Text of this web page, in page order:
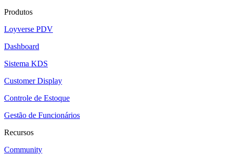
Produtos
Loyverse PDV
Dashboard
Sistema KDS
Customer Display
Controle de Estoque
Gestão de Funcionários
Recursos
Community